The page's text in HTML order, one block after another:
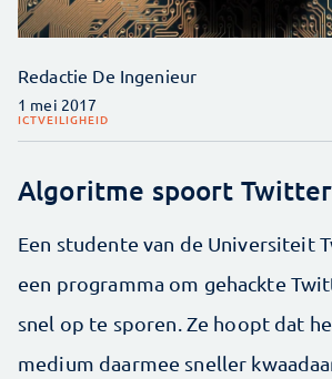
Redactie De Ingenieur
1 mei 2017
ICTVEILIGHEID
Algoritme spoort
Een studente van de Universiteit
een programma om gehackte
snel op te sporen. Ze hoopt dat
medium daarmee sneller